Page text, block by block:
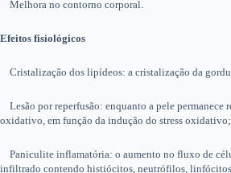
Melhora no contorno corporal.
Efeitos fisiológicos
Cristalização dos lipídeos: a cristalização da
Lesão por reperfusão: enquanto a pele permanece
oxidativo, em função da indução do stress oxidativo;
Paniculite inflamatória: o aumento no fluxo de
infiltrado contendo histiócitos, neutrófilos, linfócitos